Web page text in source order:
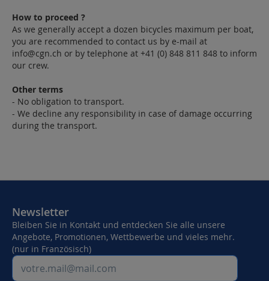
How to proceed ?
As we generally accept a dozen bicycles maximum per boat,
you are recommended to contact us by e-mail at
info@cgn.ch or by telephone at +41 (0) 848 811 848 to inform
our crew.
Other terms
- No obligation to transport.
- We decline any responsibility in case of damage occurring
during the transport.
Newsletter
Bleiben Sie in Kontakt und entdecken Sie alle unsere
Angebote, Promotionen, Wettbewerbe und vieles mehr.
(nur in Französisch)